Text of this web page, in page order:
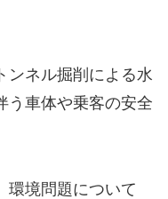
ンネル掘削による水
う車体や乗客の安全
環境問題について